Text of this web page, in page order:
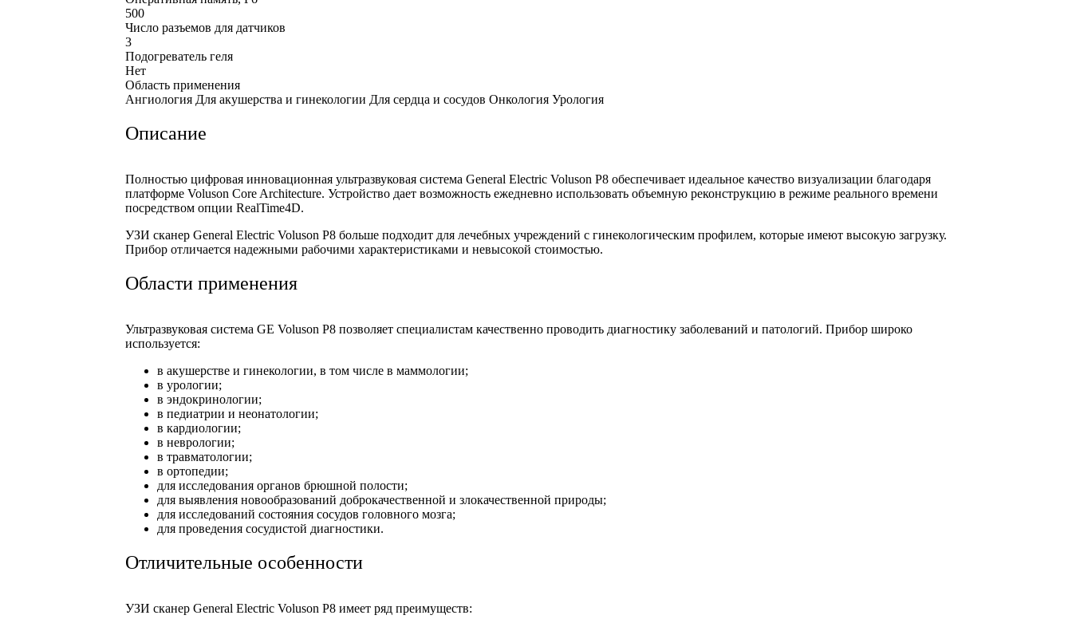
500
Число разъемов для датчиков
3
Подогреватель геля
Нет
Область применения
Ангиология Для акушерства и гинекологии Для сердца и сосудов Онкология Урология
Описание
Полностью цифровая инновационная ультразвуковая система General Electric Voluson P8 обеспечивает идеальное качество визуализации благодаря
платформе Voluson Core Architecture. Устройство дает возможность ежедневно использовать объемную реконструкцию в режиме реального времени
посредством опции RealTime4D.
УЗИ сканер General Electric Voluson P8 больше подходит для лечебных учреждений с гинекологическим профилем, которые имеют высокую загрузку.
Прибор отличается надежными рабочими характеристиками и невысокой стоимостью.
Области применения
Ультразвуковая система GE Voluson P8 позволяет специалистам качественно проводить диагностику заболеваний и патологий. Прибор широко
используется:
в акушерстве и гинекологии, в том числе в маммологии;
в урологии;
в эндокринологии;
в педиатрии и неонатологии;
в кардиологии;
в неврологии;
в травматологии;
в ортопедии;
для исследования органов брюшной полости;
для выявления новообразований доброкачественной и злокачественной природы;
для исследований состояния сосудов головного мозга;
для проведения сосудистой диагностики.
Отличительные особенности
УЗИ сканер General Electric Voluson P8 имеет ряд преимуществ: